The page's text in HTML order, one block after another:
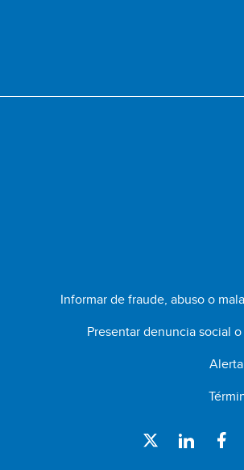
Informar de fraude, abuso o
Presentar denuncia social